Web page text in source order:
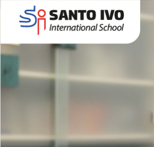
Novidades 2026 High School
EDUCAÇÃO
Inglês todos os